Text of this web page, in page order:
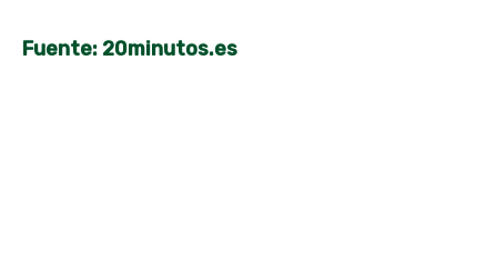
Fuente: 20minutos.es